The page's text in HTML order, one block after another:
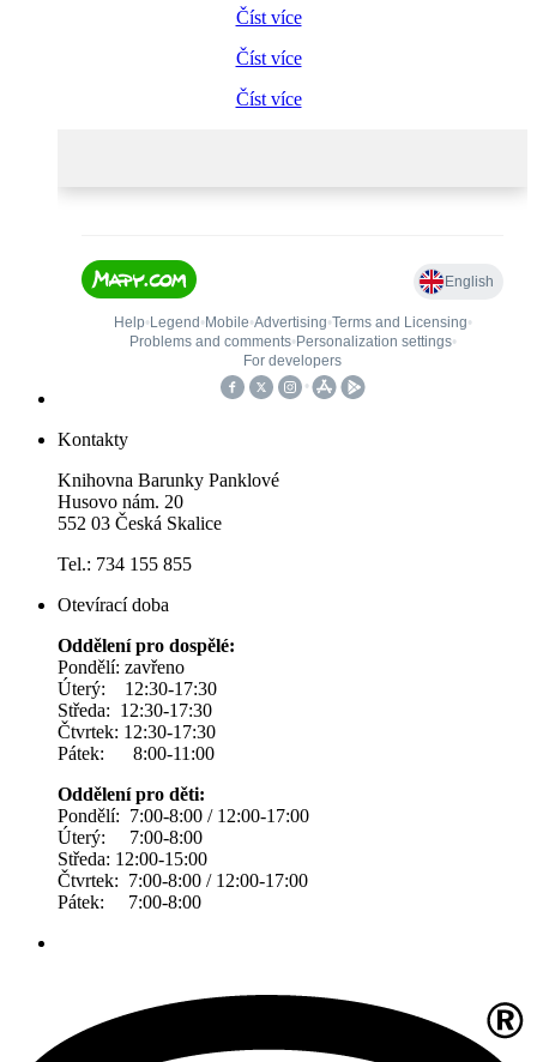
Číst více
Číst více
Číst více
Kontakty
Knihovna Barunky Panklové
Husovo nám. 20
552 03 Česká Skalice
Tel.: 734 155 855
Otevírací doba
Oddělení pro dospělé:
Pondělí: zavřeno
Úterý: 12:30-17:30
Středa: 12:30-17:30
Čtvrtek: 12:30-17:30
Pátek: 8:00-11:00
Oddělení pro děti:
Pondělí: 7:00-8:00 / 12:00-17:00
Úterý: 7:00-8:00
Středa: 12:00-15:00
Čtvrtek: 7:00-8:00 / 12:00-17:00
Pátek: 7:00-8:00